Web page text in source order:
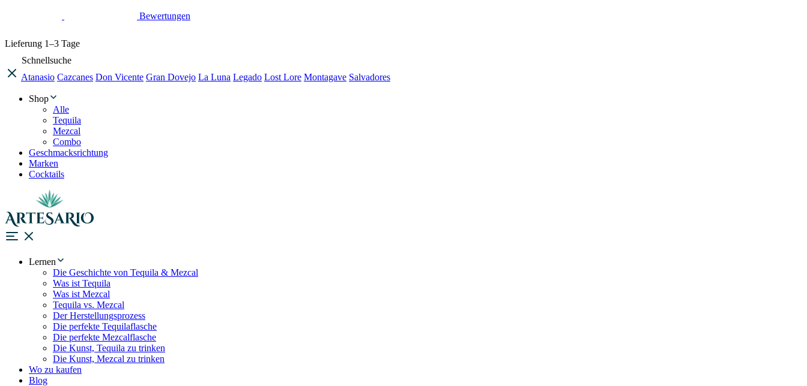
Bewertungen
Lieferung 1–3 Tage
Schnellsuche
Atanasio Cazcanes Don Vicente Gran Dovejo La Luna Legado Lost Lore Montagave Salvadores
Shop
Alle
Tequila
Mezcal
Combo
Geschmacksrichtung
Marken
Cocktails
Lernen
Die Geschichte von Tequila & Mezcal
Was ist Tequila
Was ist Mezcal
Tequila vs. Mezcal
Der Herstellungsprozess
Die perfekte Tequilaflasche
Die perfekte Mezcalflasche
Die Kunst, Tequila zu trinken
Die Kunst, Mezcal zu trinken
Wo zu kaufen
Blog